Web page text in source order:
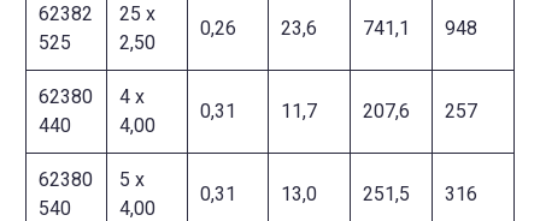
62382
525
25 x
2,50
0,26 23,6 741,1 948
62380
440
4 x
4,00
0,31 11,7 207,6 257
62380
540
5 x
4,00
0,31 13,0 251,5 316